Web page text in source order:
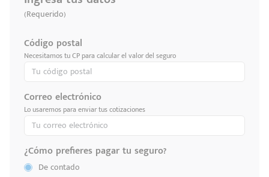
(Requerido)
Código postal
Necesitamos tu CP para calcular el valor del seguro
Correo electrónico
Lo usaremos para enviar tus cotizaciones
¿Cómo prefieres pagar tu seguro?
De contado